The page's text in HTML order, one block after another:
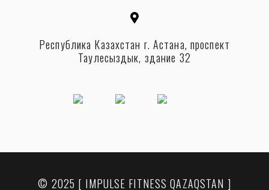
Республика Казахстан г. Астана, проспект
Таулесыздык, здание 32
© 2025 [ IMPULSE FITNESS QAZAQSTAN ]